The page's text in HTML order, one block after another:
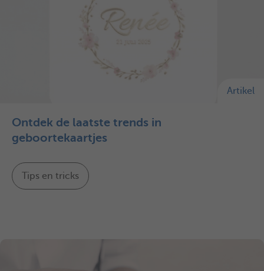
Artikel
Ontdek de laatste trends in
geboortekaartjes
Tips en tricks